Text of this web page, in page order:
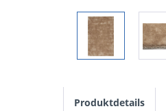
Produktdetails